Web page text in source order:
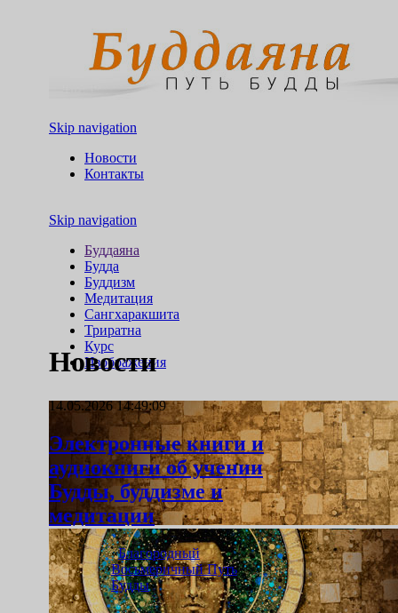
Skip navigation
Новости
Контакты
Skip navigation
Буддаяна
Будда
Буддизм
Медитация
Сангхаракшита
Триратна
Курс
Изображения
Новости
14.05.2026 14:49:09
Электронные книги и
аудиокниги об учении
Будды, буддизме и
медитации
«Благородный
Восьмеричный Путь
Будды»